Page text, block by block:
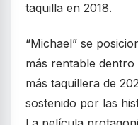
taquilla en 2018.
“Michael” se
más rentable
más taquillera de
sostenido por las